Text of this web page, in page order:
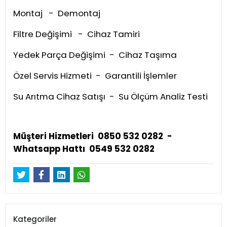
Montaj - Demontaj
Filtre Değişimi - Cihaz Tamiri
Yedek Parça Değişimi - Cihaz Taşıma
Özel Servis Hizmeti - Garantili İşlemler
Su Arıtma Cihaz Satışı - Su Ölçüm Analiz Testi
Müşteri Hizmetleri 0850 532 0282 -
Whatsapp Hattı 0549 532 0282
Kategoriler